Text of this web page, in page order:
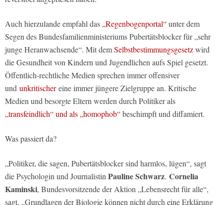
Auch hierzulande empfahl das „Regenbogenportal“unter dem
Segen des Bundesfamilienministeriums Pubertätsblocker für „sehr
junge Heranwachsende“. Mit demSelbstbestimmungsgesetzwird
die Gesundheit von Kindern und Jugendlichen aufs Spiel gesetzt.
Öffentlich-rechtliche Medien sprechen immer offensiver
und unkritischereine immer jüngere Zielgruppe an. Kritische
Medien und besorgte Eltern werden durch Politiker als
„transfeindlich“ und als „homophob“beschimpft und diffamiert.
Was passiert da?
„Politiker, die sagen, Pubertätsblocker sind harmlos, lügen“, sagt
die Psychologin und Journalistin Pauline Schwarz. Cornelia
Kaminski, Bundesvorsitzende der Aktion „Lebensrecht für alle“,
sagt, „Grundlagen der Biologie können nicht durch eine Erklärung